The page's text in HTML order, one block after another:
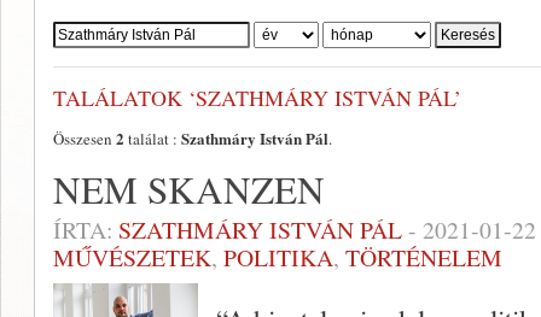
Szerző:
TALÁLATOK ‘SZATHMÁRY ISTVÁN PÁL’
Összesen 2 találat : Szathmáry István Pál.
NEM SKANZEN
ÍRTA: SZATHMÁRY ISTVÁN PÁL- 2021-01-22
MŰVÉSZETEK, POLITIKA, TÖRTÉNELEM